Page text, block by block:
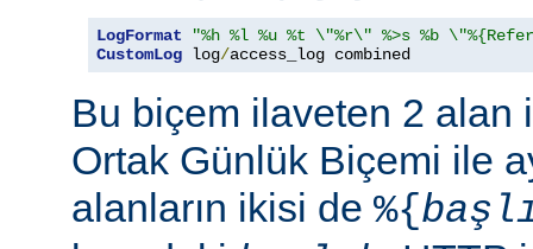
LogFormat
"%h %l %u %t \"%r\" %>s %b
CustomLog log/access_log combined
Bu biçem ilaveten 2 alan
Ortak Günlük Biçemi ile
alanların ikisi de %{